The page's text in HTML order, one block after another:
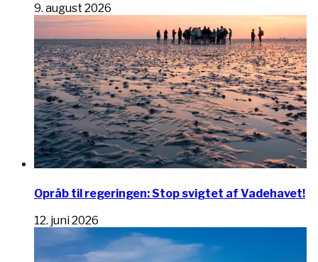
9. august 2026
Opråb til regeringen: Stop svigtet af Vadehavet!
12. juni 2026